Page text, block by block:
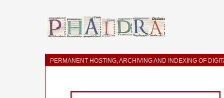
PERMANENT HOSTING, ARCHIVING AND INDEXING OF